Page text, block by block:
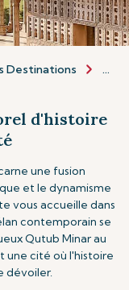
Destinations
d'histoire
une fusion
et le dynamisme
vous accueille dans
contemporain se
Qutub Minar au
une cité où l'histoire
dévoiler.